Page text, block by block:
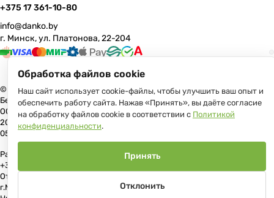
+375 17 361-10-80
info@danko.by
г. Минск, ул. Платонова, 22-204
© 2026 Данко Бай: качественная мебель с оперативной доставкой по
Беларуси
ООО «Гранд Парк», юр.адрес: 220005, Минск, ул. Платонова, 22, пом.
204 В торговом реестре с 17 июля 2013 г. Регистрация №191081534,
05.11.2008, Мингорисполком.
Рассмотрение обращений потребителей, телефон +375 (17) 361-10-80,
+375 (29) 191-10-80, +375 (29) 544-10-00, e-mail: info@danko.by
Отдел торговли и услуг Администрации Первомайского района
г.Минска: тел. +375(17)215-14-65, Начальник отдела: Жакович Юлия
Обработка файлов cookie
Наш сайт использует cookie-файлы, чтобы улучшить ваш опыт и
обеспечить работу сайта. Нажав «Принять», вы даёте согласие
на обработку файлов cookie в соответствии с Политикой
конфиденциальности.
Отклонить
Принять